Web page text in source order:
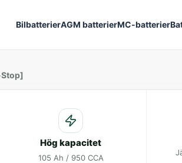
BilbatterierAGM batterierMC-batterier
Stop]
Hög kapacitet
105 Ah / 950 CCA